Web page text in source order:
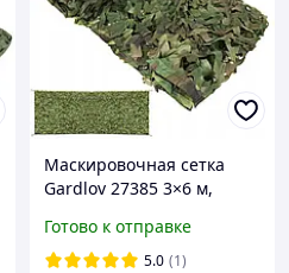
Маскировочная сетка
Gardlov 27385 3×6 м,
Готово к отправке
5.0 (1)